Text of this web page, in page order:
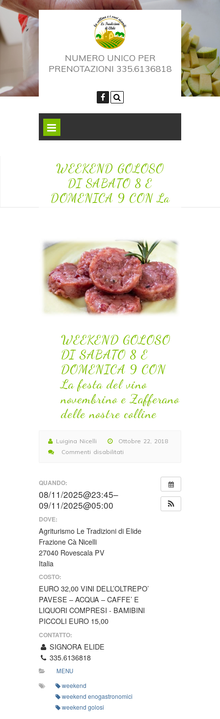
NUMERO UNICO PER
PRENOTAZIONI 335.6136818
WEEKEND GOLOSO
DI SABATO 8 E
DOMENICA 9 CON La
delle nostre colline
Home >>
WEEKEND GOLOSO DI SABATO 8 E
DOMENICA 9 CON La festa del vino
novembrino e Zafferano delle nostre colline
WEEKEND GOLOSO
DI SABATO 8 E
DOMENICA 9 CON
La festa del vino
novembrino e Zafferano
delle nostre colline
Luigina Nicelli
Ottobre 22, 2018
Commenti disabilitati
GOLOSO
DI
SABATO
8
DOMENICA
CON
festa
del
vino
novembrino
e
Zafferano
delle
nostre
colline
QUANDO:
08/11/2025@23:45–
09/11/2025@05:00
DOVE:
Agriturismo Le Tradizioni di Elide
Frazione Cà Nicelli
27040 Rovescala PV
Italia
COSTO:
EURO 32,00 VINI DELL’OLTREPO’
PAVESE – ACQUA – CAFFE’ E
LIQUORI COMPRESI - BAMIBINI
PICCOLI EURO 15,00
CONTATTO:
SIGNORA ELIDE
335.6136818
MENU
weekend
weekend enogastronomici
weekend golosi